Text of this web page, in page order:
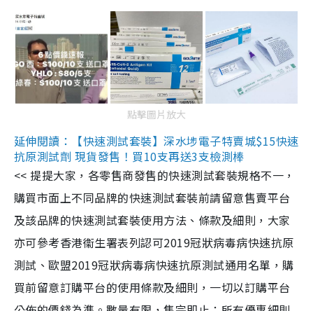
點擊圖片放大
延伸閱讀：【快速測試套裝】深水埗電子特賣城$15快速
抗原測試劑 現貨發售！買10支再送3支檢測棒
<< 提提大家，各零售商發售的快速測試套裝規格不一，
購買市面上不同品牌的快速測試套裝前請留意售賣平台
及該品牌的快速測試套裝使用方法、條款及細則，大家
亦可參考香港衞生署表列認可2019冠狀病毒病快速抗原
測試、歐盟2019冠狀病毒病快速抗原測試通用名單，購
買前留意訂購平台的使用條款及細則，一切以訂購平台